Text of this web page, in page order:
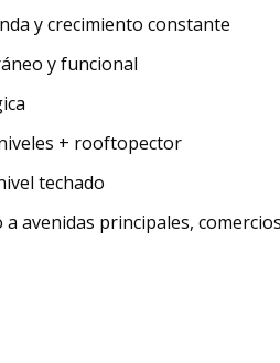
y crecimiento constante
y funcional
+ rooftopector
techado
avenidas principales,